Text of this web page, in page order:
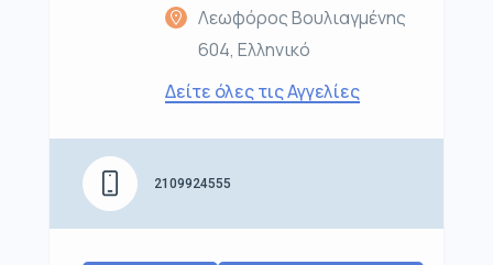
Λεωφόρος Βουλιαγμένης
604, Ελληνικό
Δείτε όλες τις Αγγελίες
2109924555